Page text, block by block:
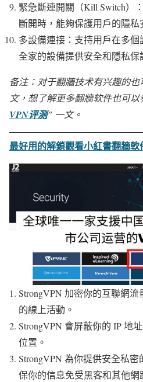
緊急斷連開關（Kill Switch）
斷開時，能夠保護用戶的隱私
多設備連接：支持用戶在多
全家的設備提供安全和隱私保
备注：对于翻牆技术有兴趣的也
文，想了解更多翻牆软件也可以
VPN评测” 一文。
最好用的解鎖觀看小紅書翻牆
StrongVPN 加密你的互聯網
的線上活動。
StrongVPN 會屏蔽你的 IP 地
位置。
StrongVPN 為你提供安全私
保你的信息免受黑客和其他網